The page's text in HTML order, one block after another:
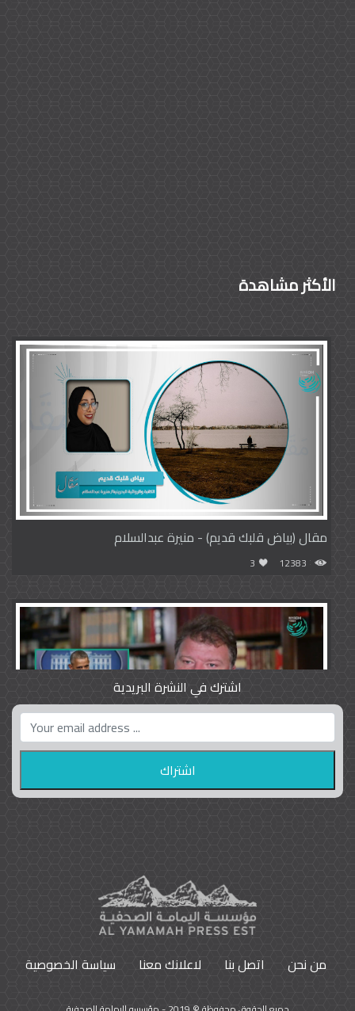
الأكثر مشاهدة
مقال (بياض قلبك قديم) - منيرة عبدالسلام
12383
3
واشنطن بوست واللوبي المزدوج
9799
اشترك في النشرة البريدية
من نحن اتصل بنا لاعلانك معنا سياسة الخصوصية